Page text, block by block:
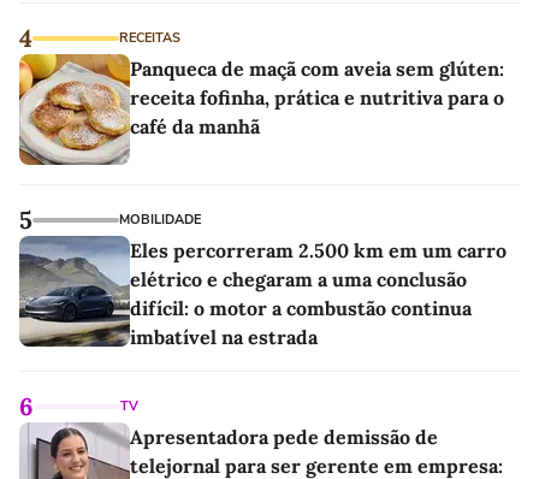
4 RECEITAS
Panqueca de maçã com aveia sem glúten:
receita fofinha, prática e nutritiva para o
café da manhã
5 MOBILIDADE
Eles percorreram 2.500 km em um carro
elétrico e chegaram a uma conclusão
difícil: o motor a combustão continua
imbatível na estrada
6 TV
Apresentadora pede demissão de
telejornal para ser gerente em empresa: